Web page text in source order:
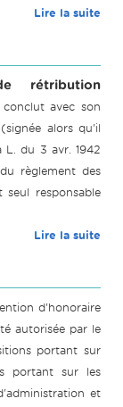
Lire la suite
rétribution
avec son
alors qu'il
L. du 3 avr. 1942
règlement des
responsable
Lire la suite
d'honoraire
autorisée par le
portant sur
portant sur les
et